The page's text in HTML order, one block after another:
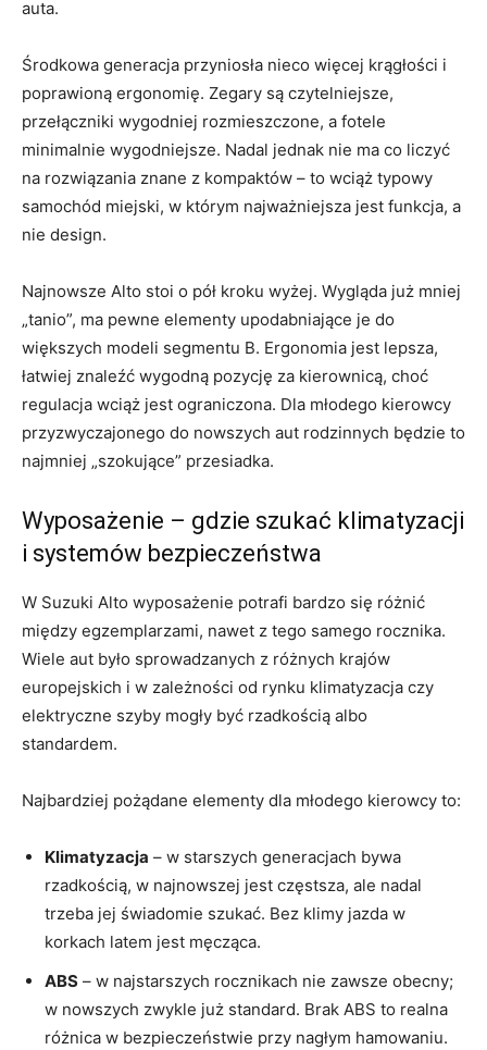
auta.
Środkowa generacja przyniosła nieco więcej krągłości i
poprawioną ergonomię. Zegary są czytelniejsze,
przełączniki wygodniej rozmieszczone, a fotele
minimalnie wygodniejsze. Nadal jednak nie ma co liczyć
na rozwiązania znane z kompaktów – to wciąż typowy
samochód miejski, w którym najważniejsza jest funkcja, a
nie design.
Najnowsze Alto stoi o pół kroku wyżej. Wygląda już mniej
„tanio”, ma pewne elementy upodabniające je do
większych modeli segmentu B. Ergonomia jest lepsza,
łatwiej znaleźć wygodną pozycję za kierownicą, choć
regulacja wciąż jest ograniczona. Dla młodego kierowcy
przyzwyczajonego do nowszych aut rodzinnych będzie to
najmniej „szokujące” przesiadka.
Wyposażenie – gdzie szukać klimatyzacji
i systemów bezpieczeństwa
W Suzuki Alto wyposażenie potrafi bardzo się różnić
między egzemplarzami, nawet z tego samego rocznika.
Wiele aut było sprowadzanych z różnych krajów
europejskich i w zależności od rynku klimatyzacja czy
elektryczne szyby mogły być rzadkością albo
standardem.
Najbardziej pożądane elementy dla młodego kierowcy to:
Klimatyzacja – w starszych generacjach bywa
rzadkością, w najnowszej jest częstsza, ale nadal
trzeba jej świadomie szukać. Bez klimy jazda w
korkach latem jest męcząca.
ABS – w najstarszych rocznikach nie zawsze obecny;
w nowszych zwykle już standard. Brak ABS to realna
różnica w bezpieczeństwie przy nagłym hamowaniu.